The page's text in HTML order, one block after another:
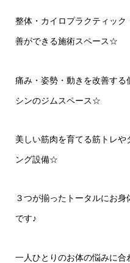
整体・カイロプラクティッ
善ができる施術スペース☆
痛み・姿勢・動きを改善す
シンのジムスペース☆
美しい筋肉を育てる筋トレ
ング設備☆
３つが揃ったトータルにお
です♪
一人ひとりのお体の悩みに